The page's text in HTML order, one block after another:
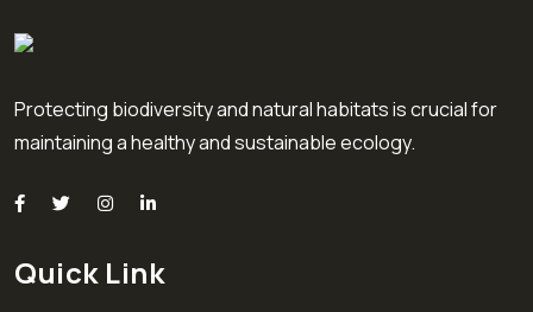
Protecting biodiversity and natural habitats is crucial for
maintaining a healthy and sustainable ecology.
Quick Link